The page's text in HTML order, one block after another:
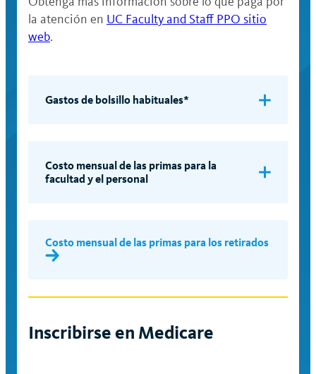
la atención en UC Faculty and Staff PPO sitio
web.
Gastos de bolsillo habituales*
por los servicios cubiertos y no hay
deducible. El desembolso máximo
familiar.
Visitas a la oficina médica o al
Sala de emergencias: $300
Hospitalización: $250
Costo mensual de las primas para la
facultad y el personal
(tarifa
completo)
Usted
Usted +
$71,000 o
$232.12
Costo mensual de las primas para los retirados
Inscribirse en Medicare